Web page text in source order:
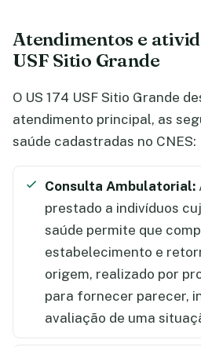
Atendimentos e
USF Sitio Grande
O US 174 USF Sitio Grande
atendimento principal, as
saúde cadastradas no CNES:
Consulta Ambulatorial:
prestado a indivíduos
saúde permite que
estabelecimento e
origem, realizado por
para fornecer parecer,
avaliação de uma